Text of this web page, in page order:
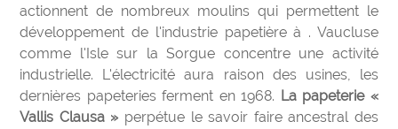
actionnent de nombreux moulins qui permettent le
développement de l'industrie papetière à . Vaucluse
comme l'Isle sur la Sorgue concentre une activité
industrielle. L'électricité aura raison des usines, les
dernières papeteries ferment en 1968. La papeterie «
Vallis Clausa »perpétue le savoir faire ancestral des